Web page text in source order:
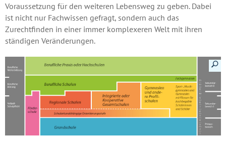
Voraussetzung für den weiteren Lebensweg zu geben. Dabei
ist nicht nur Fachwissen gefragt, sondern auch das
Zurechtfinden in einer immer komplexeren Welt mit ihren
ständigen Veränderungen.
Details